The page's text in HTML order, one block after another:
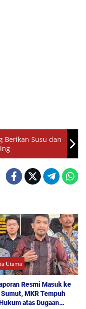
Berikan Susu dan
Utama
Resmi Masuk ke
MKR Tempuh
atas Dugaan